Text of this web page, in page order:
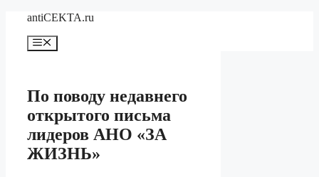
Перейти
содержимому
antiCEKTA.ru
Меню
По поводу недавнего
открытого письма
лидеров АНО «ЗА
ЖИЗНЬ»